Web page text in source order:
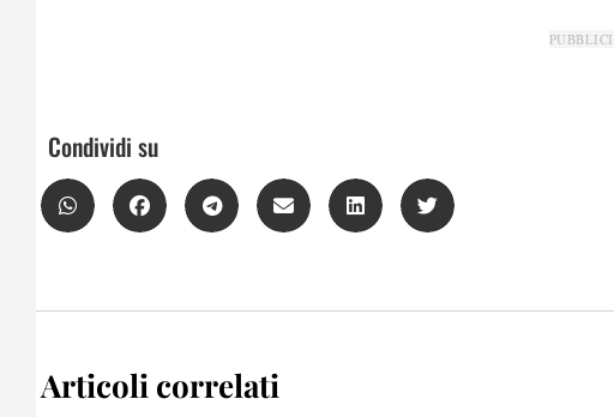
Condividi su
Articoli correlati